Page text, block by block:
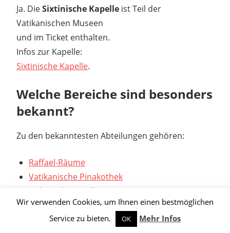
Ja. DieSixtinische Kapelle ist Teil der
Vatikanischen Museen
und im Ticket enthalten.
Infos zur Kapelle:
Sixtinische Kapelle.
Welche Bereiche sind besonders
bekannt?
Zu den bekanntesten Abteilungen gehören:
Raffael-Räume
Vatikanische Pinakothek
Galerie der Landkarten
Museo Pio-Clementino
Wir verwenden Cookies, um Ihnen einen bestmöglichen
Service zu bieten.
OK Mehr Infos